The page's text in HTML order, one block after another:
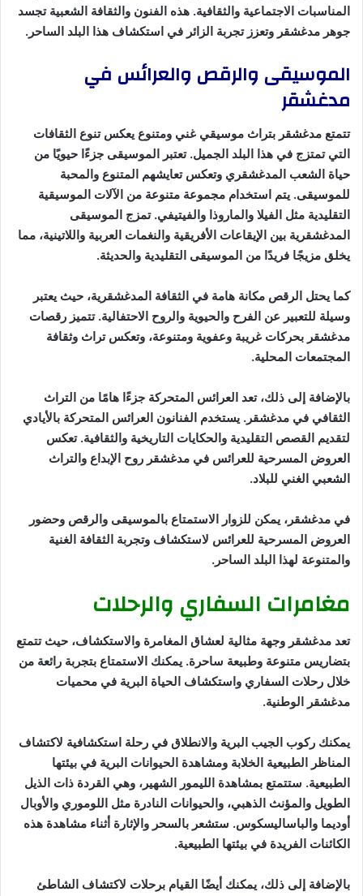
المناسبات الاجتماعية والثقافية. هذه الفنون والثقافة الشعبية تجسد
جوهر مدغشقر وتعزز تجربة الزائر في استكشاف هذا البلد الساحر.
الموسيقى والرقص والعرائس في
مدغشقر
تتمتع مدغشقر بتراث موسيقي غني ومتنوع يعكس تنوع الثقافات
التي تمتزج في هذا البلد الجميل. تعتبر الموسيقى جزءًا حيويًا من
حياة الشعب المدغشقري وتعكس تعايشهم المتنوع والمحبة
للموسيقى. يتم استخدام مجموعة متنوعة من الآلات الموسيقية
التقليدية مثل الفيلا والماروذا والفيتيفي. تمزج الموسيقى
المدغشقرية بين الإيقاعات الأفريقية والنغمات العربية واللاتينية، مما
يخلق مزيجًا فريدًا من الموسيقى التقليدية والحديثة.
كما يحتل الرقص مكانة هامة في الثقافة المدغشقرية، حيث يعتبر
وسيلة للتعبير عن الفرح والحيوية والروح الاحتفالية. تتميز رقصات
مدغشقر بحركات غريبة وعفوية ومتنوعة، وتعكس تراث وثقافة
المجتمعات المحلية.
بالإضافة إلى ذلك، تعد العرائس المتحركة جزءًا هامًا من التراث
الثقافي في مدغشقر. يستخدم الفنانون العرائس المتحركة بالأيادي
لتقديم القصص التقليدية والحكايات التاريخية والثقافية. تعكس
العروض المسرحية للعرائس في مدغشقر روح الإبداع والتراث
الشعبي الغني للبلاد.
في مدغشقر، يمكن للزوار الاستمتاع بالموسيقى والرقص وحضور
العروض المسرحية للعرائس لاستكشاف وتجربة الثقافة الغنية
والمتنوعة لهذا البلد الساحر.
مغامرات السفاري والرحلات
تعد مدغشقر وجهة مثالية لعشاق المغامرة والاستكشاف، حيث تتمتع
بتضاريس متنوعة وطبيعة ساحرة. يمكنك الاستمتاع بتجربة رائعة من
خلال رحلات السفاري واستكشاف الحياة البرية في محميات
مدغشقر الوطنية.
يمكنك ركوب الجيب البرية والانطلاق في رحلة استكشافية لاكتشاف
المناظر الطبيعية الخلابة ومشاهدة الحيوانات البرية في بيئتها
الطبيعية. ستتمتع بمشاهدة الليمور الشهير، وهي القردة ذات الذيل
الطويل والمؤنث الذهبي، والحيوانات النادرة مثل اللوموري والأوبال
أوديما والباساليسكوس. ستشعر بالسحر والإثارة أثناء مشاهدة هذه
الكائنات الفريدة في بيئتها الطبيعية.
بالإضافة إلى ذلك، يمكنك أيضًا القيام برحلات لاكتشاف الشاطئ